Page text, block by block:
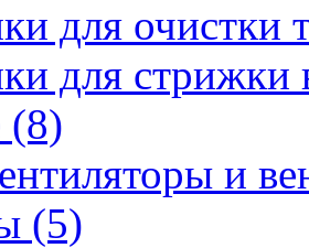
для очистки
для стрижки
(8)
и
(5)